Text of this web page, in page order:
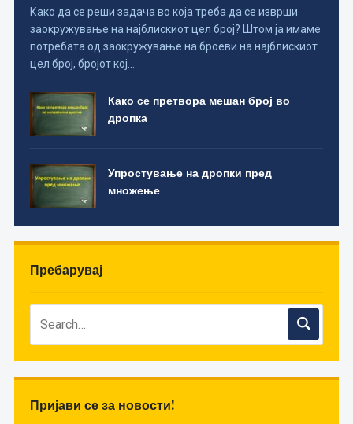
Како да се реши задача во која треба да се изврши
заокружување на најблискиот цел број? Штом ја имаме
потребата од заокружување на броеви на најблискиот
цел број, бројот кој…
Како се претвора мешан број во
дропка
Упростување на дропки пред
множење
Пребарувај
Пријави се за новости!